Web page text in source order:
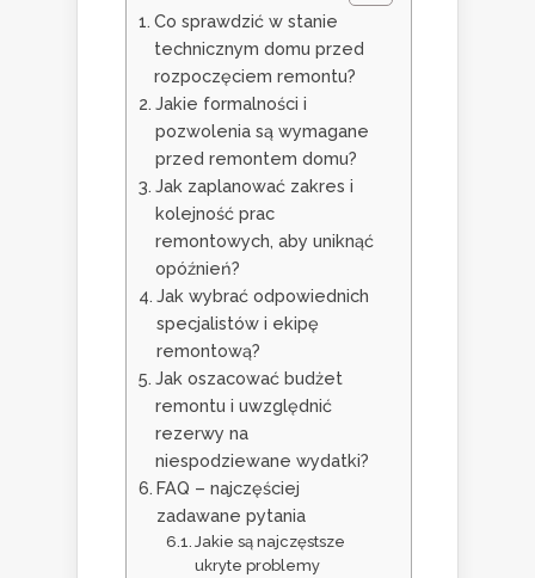
Co sprawdzić w stanie
technicznym domu przed
rozpoczęciem remontu?
Jakie formalności i
pozwolenia są wymagane
przed remontem domu?
Jak zaplanować zakres i
kolejność prac
remontowych, aby uniknąć
opóźnień?
Jak wybrać odpowiednich
specjalistów i ekipę
remontową?
Jak oszacować budżet
remontu i uwzględnić
rezerwy na
niespodziewane wydatki?
FAQ – najczęściej
zadawane pytania
Jakie są najczęstsze
ukryte problemy